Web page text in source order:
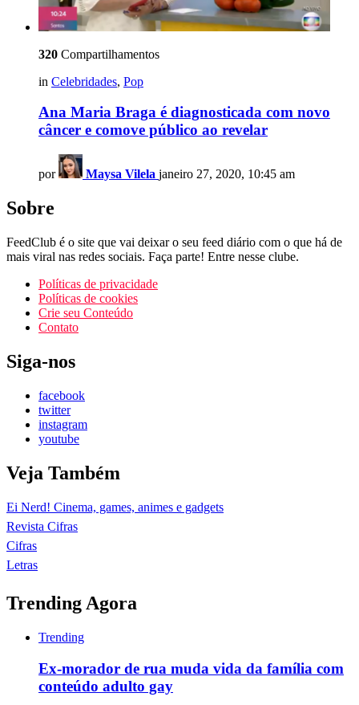
320 Compartilhamentos
in Celebridades, Pop
Ana Maria Braga é diagnosticada com novo
câncer e comove público ao revelar
por Maysa Vilela janeiro 27, 2020, 10:45 am
Sobre
FeedClub é o site que vai deixar o seu feed diário com o que há de
mais viral nas redes sociais. Faça parte! Entre nesse clube.
Políticas de privacidade
Políticas de cookies
Crie seu Conteúdo
Contato
Siga-nos
facebook
twitter
instagram
youtube
Veja Também
Ei Nerd! Cinema, games, animes e gadgets
Revista Cifras
Cifras
Letras
Trending Agora
Trending
Ex-morador de rua muda vida da família com
conteúdo adulto gay